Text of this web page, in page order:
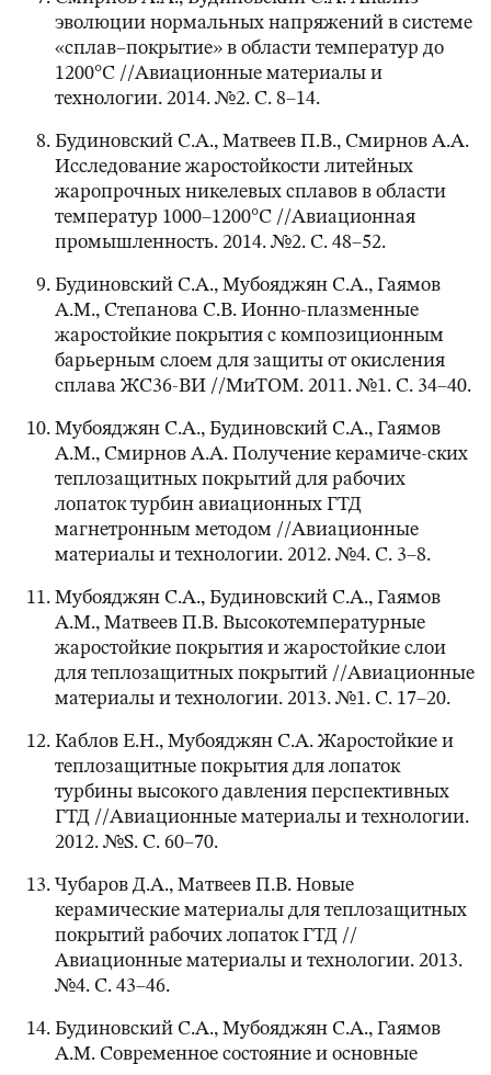
эволюции нормальных напряжений в системе
«сплав–покрытие» в области температур до
1200°С //Авиационные материалы и
технологии. 2014. №2. С. 8–14.
Будиновский С.А., Матвеев П.В., Смирнов А.А.
Исследование жаростойкости литейных
жаропрочных никелевых сплавов в области
температур 1000–1200°С //Авиационная
промышленность. 2014. №2. С. 48–52.
Будиновский С.А., Мубояджян С.А., Гаямов
А.М., Степанова С.В. Ионно-плазменные
жаростойкие покрытия с композиционным
барьерным слоем для защиты от окисления
сплава ЖС36-ВИ //МиТОМ. 2011. №1. С. 34–40.
Мубояджян С.А., Будиновский С.А., Гаямов
А.М., Смирнов А.А. Получение керамиче-ских
теплозащитных покрытий для рабочих
лопаток турбин авиационных ГТД
магнетронным методом //Авиационные
материалы и технологии. 2012. №4. С. 3–8.
Мубояджян С.А., Будиновский С.А., Гаямов
А.М., Матвеев П.В. Высокотемпературные
жаростойкие покрытия и жаростойкие слои
для теплозащитных покрытий //Авиационные
материалы и технологии. 2013. №1. С. 17–20.
Каблов Е.Н., Мубояджян С.А. Жаростойкие и
теплозащитные покрытия для лопаток
турбины высокого давления перспективных
ГТД //Авиационные материалы и технологии.
2012. №S. С. 60–70.
Чубаров Д.А., Матвеев П.В. Новые
керамические материалы для теплозащитных
покрытий рабочих лопаток ГТД //
Авиационные материалы и технологии. 2013.
№4. С. 43–46.
Будиновский С.А., Мубояджян С.А., Гаямов
А.М. Современное состояние и основные